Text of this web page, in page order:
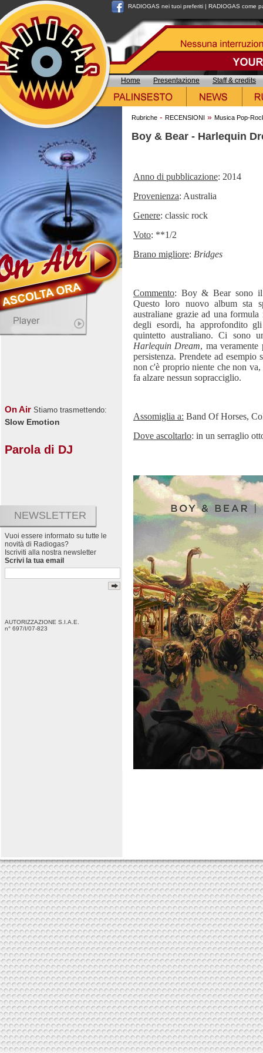
RADIOGAS nei tuoi preferiti | RADIOGAS come
Home Presentazione Staff & credits
On Air Stiamo trasmettendo:
Slow Emotion
Parola di DJ
NEWSLETTER
Vuoi essere informato su tutte le
novità di Radiogas?
Iscriviti alla nostra newsletter
Scrivi la tua email
AUTORIZZAZIONE S.I.A.E.
n° 697/I/07-823
Rubriche - RECENSIONI » Musica Pop-
Boy & Bear - Harlequin
Anno di pubblicazione: 2014
Provenienza: Australia
Genere: classic rock
Voto: **1/2
Brano migliore: Bridges
Commento: Boy & Bear sono il
Questo loro nuovo album sta
australiane grazie ad una
degli esordi, ha approfondito
quintetto australiano. Ci sono
Harlequin Dream, ma veramente
persistenza. Prendete ad
non c'è proprio niente che non
fa alzare nessun sopracciglio.
Assomiglia a: Band Of Horses,
Dove ascoltarlo: in un serraglio